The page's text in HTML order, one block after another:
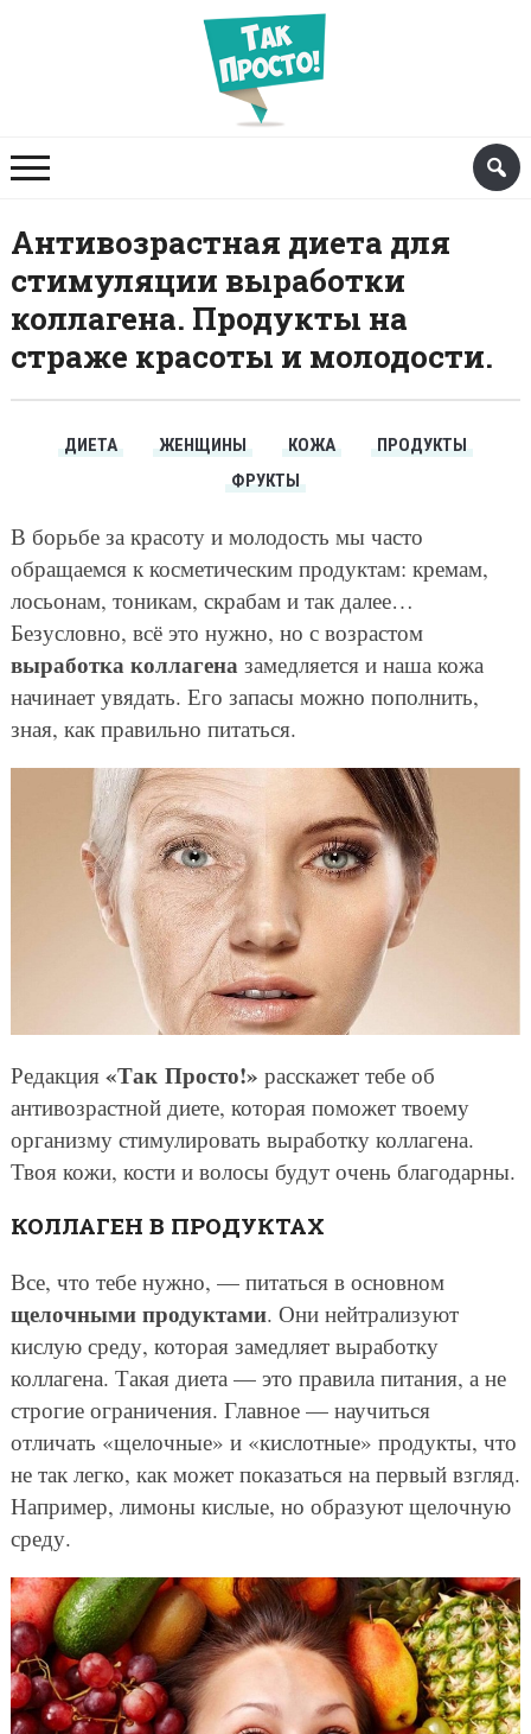
Антивозрастная диета для
стимуляции выработки
коллагена. Продукты на
страже красоты и молодости.
ДИЕТА ЖЕНЩИНЫ КОЖА
ПРОДУКТЫ
ФРУКТЫ
В борьбе за красоту и молодость мы часто
обращаемся к косметическим продуктам: кремам,
лосьонам, тоникам, скрабам и так далее…
Безусловно, всё это нужно, но с возрастом
выработка коллагеназамедляется и наша кожа
начинает увядать. Его запасы можно пополнить,
зная, как правильно питаться.
Редакция «Так Просто!» расскажет тебе об
антивозрастной диете, которая поможет твоему
организму стимулировать выработку коллагена.
Твоя кожи, кости и волосы будут очень благодарны.
КОЛЛАГЕН В ПРОДУКТАХ
Все, что тебе нужно, — питаться в основном
щелочными продуктами. Они нейтрализуют
кислую среду, которая замедляет выработку
коллагена. Такая диета — это правила питания, а не
строгие ограничения. Главное — научиться
отличать «щелочные» и «кислотные» продукты, что
не так легко, как может показаться на первый взгляд.
Например, лимоны кислые, но образуют щелочную
среду.